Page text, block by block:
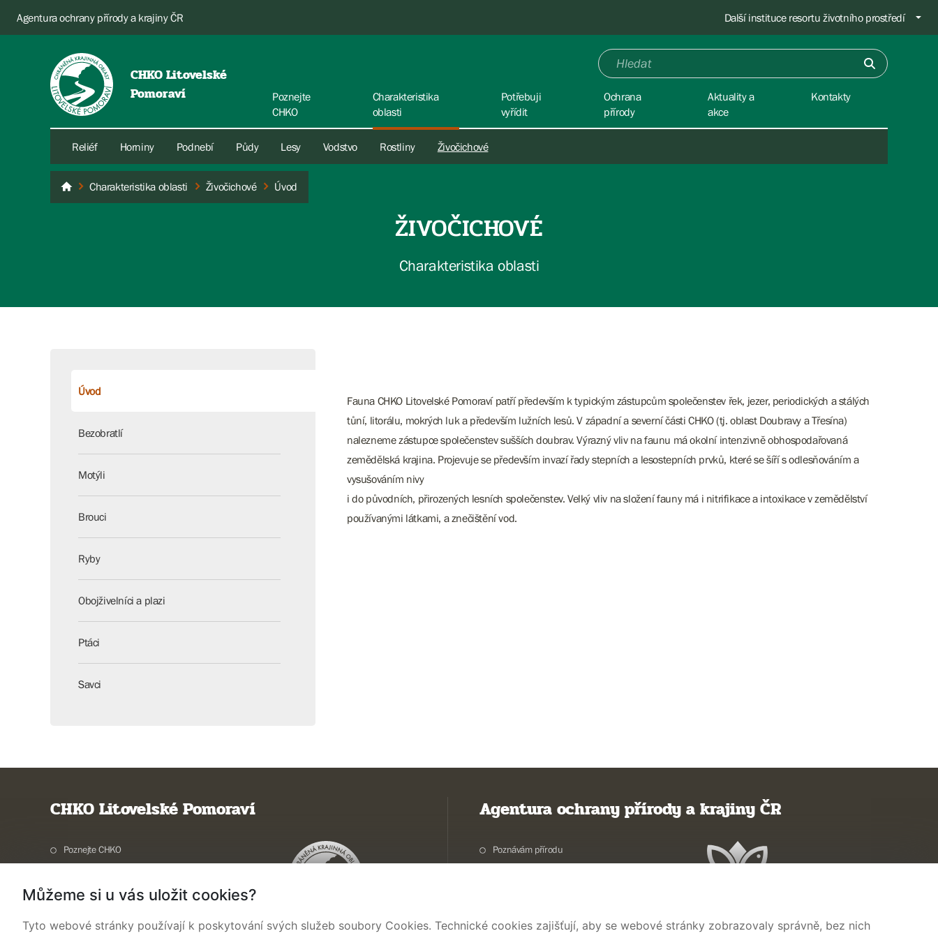
Agentura ochrany přírody a krajiny ČR Další instituce resortu životního prostředí
CHKO Litovelské
Pomoraví
Poznejte
CHKO
Charakteristika
oblasti
Reliéf Horniny Podnebí Půdy Lesy Vodstvo Rostliny Živočichové
Potřebuji
vyřídit
Ochrana
přírody
Aktuality a
akce
Kontakty
Litovelské Pomoraví
Charakteristika oblasti Živočichové Úvod
ŽIVOČICHOVÉ
Charakteristika oblasti
Úvod
Bezobratlí
Motýli
Brouci
Ryby
Obojživelníci a plazi
Ptáci
Savci
Fauna CHKO Litovelské Pomoraví patří především k typickým zástupcům společenstev řek, jezer, periodických a stálých
tůní, litorálu, mokrých luk a především lužních lesů. V západní a severní části CHKO (tj. oblast Doubravy a Třesína)
nalezneme zástupce společenstev sušších doubrav. Výrazný vliv na faunu má okolní intenzivně obhospodařovaná
zemědělská krajina. Projevuje se především invazí řady stepních a lesostepních prvků, které se šíří s odlesňováním a
vysušováním nivy
i do původních, přirozených lesních společenstev. Velký vliv na složení fauny má i nitrifikace a intoxikace v zemědělství
používanými látkami, a znečištění vod.
CHKO Litovelské Pomoraví
Poznejte CHKO
Ochrana přírody
Aktuality a akce
Agentura ochrany přírody a krajiny ČR
Poznávám přírodu
Dokumentujeme přírodu
Můžeme si u vás uložit cookies?
Tyto webové stránky používají k poskytování svých služeb soubory Cookies. Technické cookies zajišťují, aby se webové stránky zobrazovaly správně, bez nich